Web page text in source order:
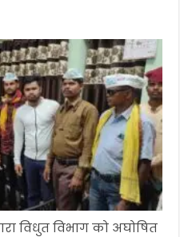
विधुत विभाग को अघोषित